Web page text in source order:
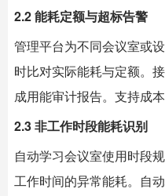
2.2 能耗定额与超标告警
管理平台为不同会议室或
时比对实际能耗与定额。
成用能审计报告。支持成本
2.3 非工作时段能耗识别
自动学习会议室使用时段
工作时间的异常能耗。自